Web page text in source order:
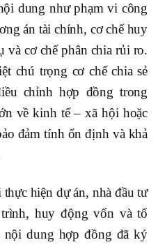
dung như phạm vi công
án tài chính, cơ chế huy
cơ chế phân chia rủi ro.
chú trọng cơ chế chia sẻ
chỉnh hợp đồng trong
về kinh tế – xã hội hoặc
đảm tính ổn định và khả
hiện dự án, nhà đầu tư
huy động vốn và tổ
nội dung hợp đồng đã ký